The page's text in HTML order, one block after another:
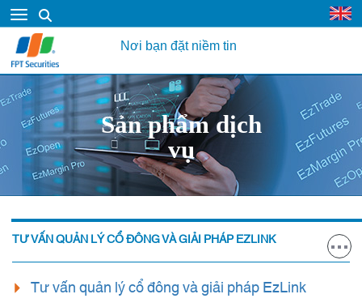
Nơi bạn đặt niềm tin
Sản phẩm dịch
vụ
TƯ VẤN QUẢN LÝ CỔ ĐÔNG VÀ GIẢI PHÁP EZLINK
Tư vấn quản lý cổ đông và giải pháp EzLink